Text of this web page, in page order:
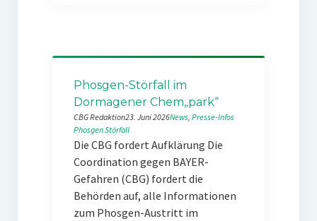
Phosgen-Störfall im
Dormagener Chem„park“
CBG Redaktion23. Juni 2026News, Presse-Infos
PhosgenStörfall
Die CBG fordert Aufklärung Die
Coordination gegen BAYER-
Gefahren (CBG) fordert die
Behörden auf, alle Informationen
zum Phosgen-Austritt im